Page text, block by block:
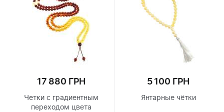
17 880 ГРН
Четки с градиентным
переходом цвета
5 100 ГРН
Янтарные чётки